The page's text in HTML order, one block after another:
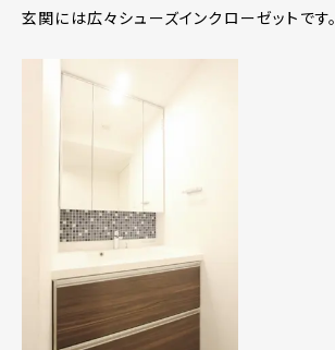
玄関には広々シューズインクローゼットです。